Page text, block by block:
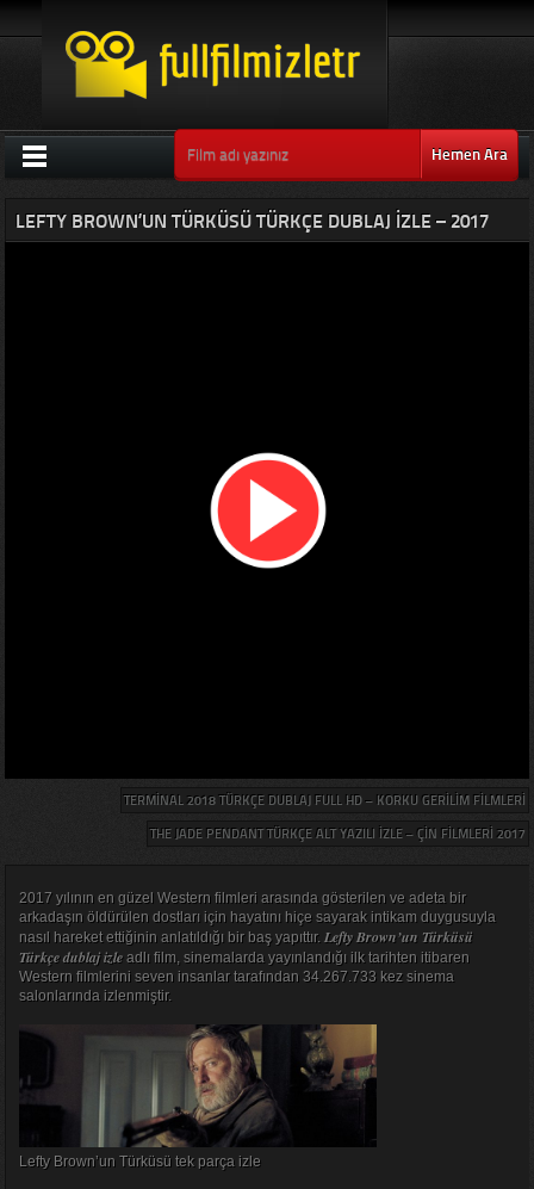
Hemen Ara
LEFTY BROWN’UN TÜRKÜSÜ TÜRKÇE DUBLAJ IZLE – 2017
TERMINAL 2018 TÜRKÇE DUBLAJ FULL HD – KORKU GERILIM FILMLERI
THE JADE PENDANT TÜRKÇE ALT YAZILI IZLE – ÇIN FILMLERI 2017
2017 yılının en güzel Western filmleri arasında gösterilen ve adeta bir
arkadaşın öldürülen dostları için hayatını hiçe sayarak intikam duygusuyla
nasıl hareket ettiğinin anlatıldığı bir baş yapıttır. Lefty Brown’un Türküsü
Türkçe dublaj izleadlı film, sinemalarda yayınlandığı ilk tarihten itibaren
Western filmlerini seven insanlar tarafından 34.267.733 kez sinema
salonlarında izlenmiştir.
Lefty Brown’un Türküsü tek parça izle